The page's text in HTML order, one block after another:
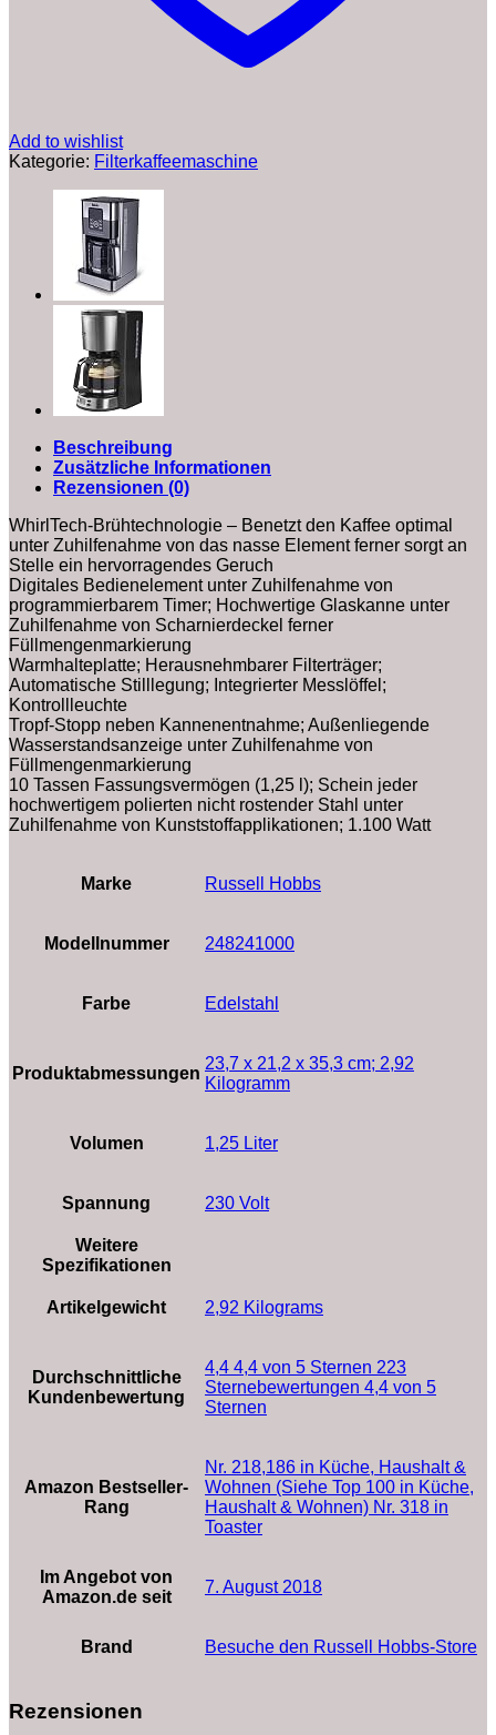
Add to wishlist
Kategorie: Filterkaffeemaschine
Beschreibung
Zusätzliche Informationen
Rezensionen (0)
WhirlTech-Brühtechnologie – Benetzt den Kaffee optimal
unter Zuhilfenahme von das nasse Element ferner sorgt an
Stelle ein hervorragendes Geruch
Digitales Bedienelement unter Zuhilfenahme von
programmierbarem Timer; Hochwertige Glaskanne unter
Zuhilfenahme von Scharnierdeckel ferner
Füllmengenmarkierung
Warmhalteplatte; Herausnehmbarer Filterträger;
Automatische Stilllegung; Integrierter Messlöffel;
Kontrollleuchte
Tropf-Stopp neben Kannenentnahme; Außenliegende
Wasserstandsanzeige unter Zuhilfenahme von
Füllmengenmarkierung
10 Tassen Fassungsvermögen (1,25 l); Schein jeder
hochwertigem polierten nicht rostender Stahl unter
Zuhilfenahme von Kunststoffapplikationen; 1.100 Watt
Marke ‎Russell Hobbs
Modellnummer ‎248241000
Farbe ‎Edelstahl
Produktabmessungen
‎23,7 x 21,2 x 35,3 cm; 2,92
Kilogramm
Volumen ‎1,25 Liter
Spannung ‎230 Volt
Weitere
Spezifikationen
Artikelgewicht ‎2,92 Kilograms
Durchschnittliche
Kundenbewertung
4,4 4,4 von 5 Sternen 223
Sternebewertungen 4,4 von 5
Sternen
Amazon Bestseller-
Rang
Nr. 218,186 in Küche, Haushalt &
Wohnen (Siehe Top 100 in Küche,
Haushalt & Wohnen) Nr. 318 in
Toaster
Im Angebot von
Amazon.de seit
7. August 2018
Brand Besuche den Russell Hobbs-Store
Rezensionen